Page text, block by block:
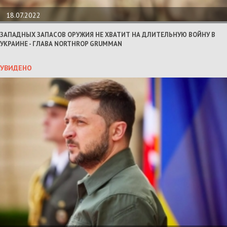
18.07.2022
ЗАПАДНЫХ ЗАПАСОВ ОРУЖИЯ НЕ ХВАТИТ НА ДЛИТЕЛЬНУЮ ВОЙНУ В
УКРАИНЕ - ГЛАВА NORTHROP GRUMMAN
УВИДЕНО